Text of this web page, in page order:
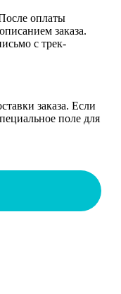
оплаты
заказа.
с трек-
заказа. Если
поле для